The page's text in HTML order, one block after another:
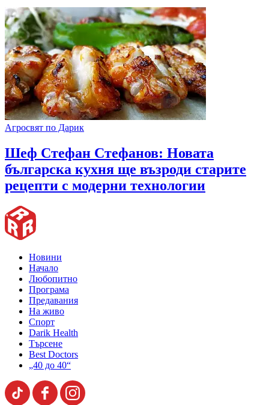
Агросвят по Дарик
Шеф Стефан Стефанов: Новата
българска кухня ще възроди старите
рецепти с модерни технологии
Новини
Начало
Любопитно
Програма
Предавания
На живо
Спорт
Darik Health
Търсене
Best Doctors
„40 до 40“